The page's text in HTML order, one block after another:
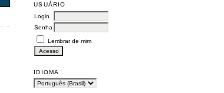
USUÁRIO
Login
Senha
Lembrar de mim
IDIOMA